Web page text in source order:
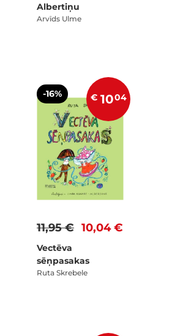
Albertiņu
Arvīds Ulme
-16% € 1004
10,04 €
11,95 €
Vectēva
sēņpasakas
Ruta Skrebele